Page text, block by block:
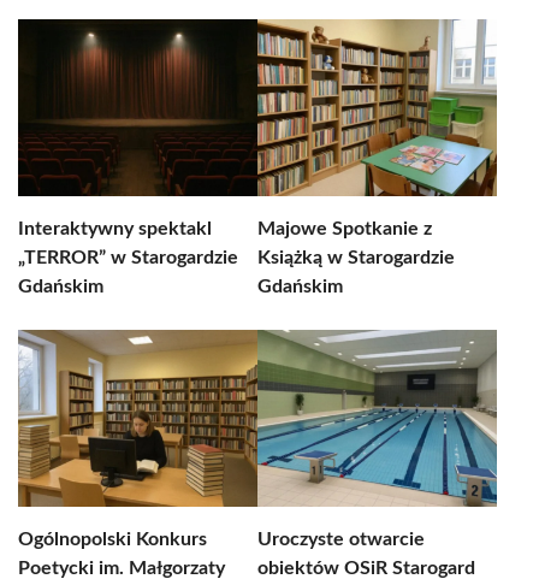
Interaktywny spektakl
„TERROR” w Starogardzie
Gdańskim
Majowe Spotkanie z
Książką w Starogardzie
Gdańskim
Ogólnopolski Konkurs
Poetycki im. Małgorzaty
Uroczyste otwarcie
obiektów OSiR Starogard